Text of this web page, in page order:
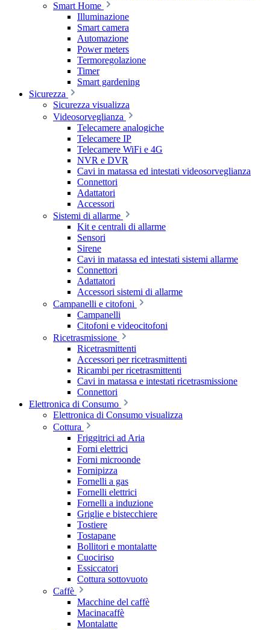
Smart Home
Illuminazione
Smart camera
Automazione
Power meters
Termoregolazione
Timer
Smart gardening
Sicurezza
Sicurezza visualizza
Videosorveglianza
Telecamere analogiche
Telecamere IP
Telecamere WiFi e 4G
NVR e DVR
Cavi in matassa ed intestati videosorveglianza
Connettori
Adattatori
Accessori
Sistemi di allarme
Kit e centrali di allarme
Sensori
Sirene
Cavi in matassa ed intestati sistemi allarme
Connettori
Adattatori
Accessori sistemi di allarme
Campanelli e citofoni
Campanelli
Citofoni e videocitofoni
Ricetrasmissione
Ricetrasmittenti
Accessori per ricetrasmittenti
Ricambi per ricetrasmittenti
Cavi in matassa e intestati ricetrasmissione
Connettori
Elettronica di Consumo
Elettronica di Consumo visualizza
Cottura
Friggitrici ad Aria
Forni elettrici
Forni microonde
Fornipizza
Fornelli a gas
Fornelli elettrici
Fornelli a induzione
Griglie e bistecchiere
Tostiere
Tostapane
Bollitori e montalatte
Cuociriso
Essiccatori
Cottura sottovuoto
Caffè
Macchine del caffè
Macinacaffè
Montalatte